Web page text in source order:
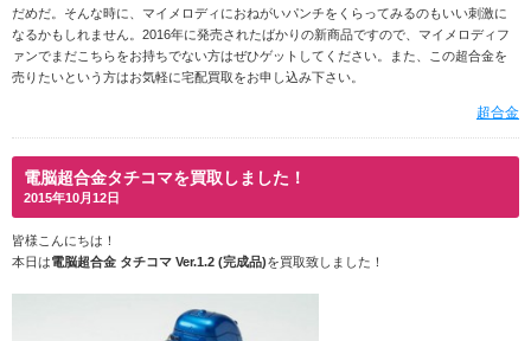
だめだ。そんな時に、マイメロディにおねがいパンチをくらってみるのもいい刺激に
なるかもしれません。2016年に発売されたばかりの新商品ですので、マイメロディフ
ァンでまだこちらをお持ちでない方はぜひゲットしてください。また、この超合金を
売りたいという方はお気軽に宅配買取をお申し込み下さい。
超合金
電脳超合金タチコマを買取しました！
2015年10月12日
皆様こんにちは！
本日は電脳超合金 タチコマ Ver.1.2 (完成品)を買取致しました！